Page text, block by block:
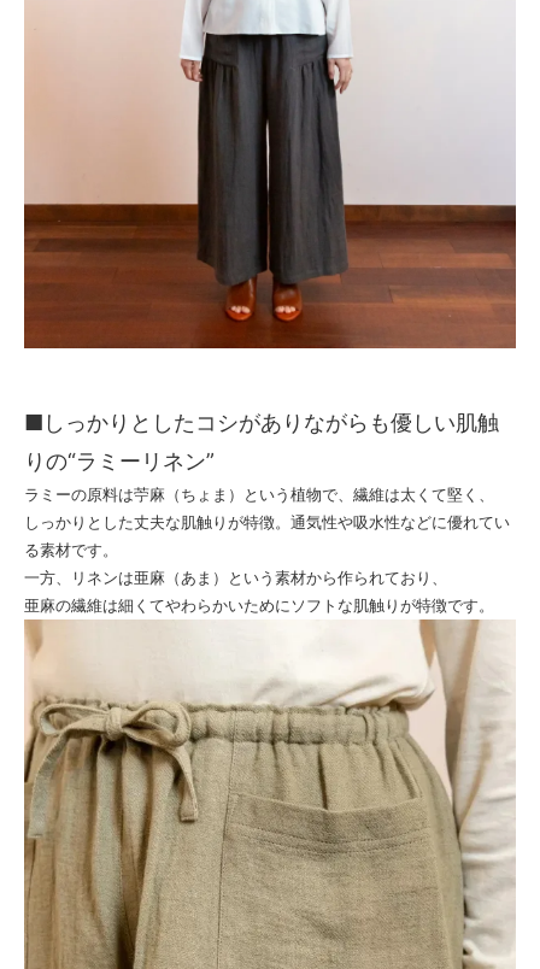
■しっかりとしたコシがありながらも優しい肌触
りの“ラミーリネン”
ラミーの原料は苧麻（ちょま）という植物で、繊維は太くて堅く、
しっかりとした丈夫な肌触りが特徴。通気性や吸水性などに優れてい
る素材です。
一方、リネンは亜麻（あま）という素材から作られており、
亜麻の繊維は細くてやわらかいためにソフトな肌触りが特徴です。